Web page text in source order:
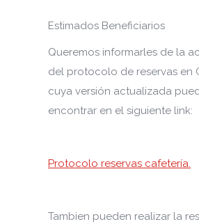
Estimados Beneficiarios
Queremos informarles de la
del protocolo de reservas en
cuya versión actualizada
encontrar en el siguiente link:
Protocolo reservas cafetería.
Tambien pueden realizar la